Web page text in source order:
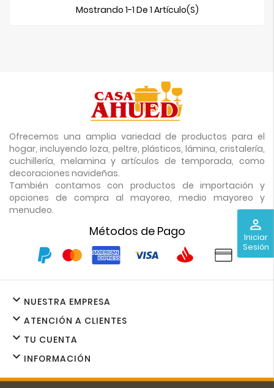
perm_identity
Iniciar
Sesión
Mostrando 1-1 De 1 Artículo(s)
Ofrecemos una amplia variedad de productos para el
hogar, incluyendo loza, peltre, plásticos, lámina, cristalería,
cuchillería, melamina y artículos de temporada, como
decoraciones navideñas.
También contamos con productos de importación y
opciones de compra al mayoreo, medio mayoreo y
menudeo.
Métodos de Pago
NUESTRA EMPRESA

ATENCIÓN A CLIENTES

TU CUENTA

INFORMACIÓN
